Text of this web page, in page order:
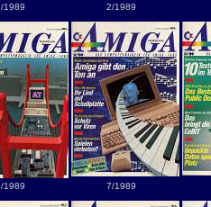
1989 2/1989
1989 7/1989